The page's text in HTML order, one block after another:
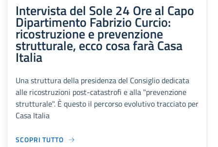
Intervista del Sole 24 Ore al Capo
Dipartimento Fabrizio Curcio:
ricostruzione e prevenzione
strutturale, ecco cosa farà Casa
Italia
Una struttura della presidenza del Consiglio dedicata
alle ricostruzioni post-catastrofi e alla "prevenzione
strutturale". È questo il percorso evolutivo tracciato per
Casa Italia
SCOPRI TUTTO